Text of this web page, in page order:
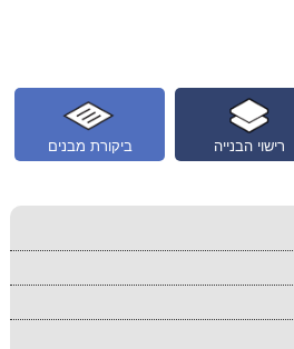
ביקורת מבנים רישוי הבנייה